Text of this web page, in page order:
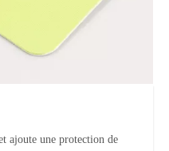
ajoute une protection de